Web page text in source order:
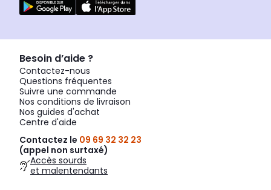
Besoin d’aide ?
Contactez-nous
Questions fréquentes
Suivre une commande
Nos conditions de livraison
Nos guides d'achat
Centre d'aide
Contactez le 09 69 32 32 23
(appel non surtaxé)
Accès sourds
et malentendants